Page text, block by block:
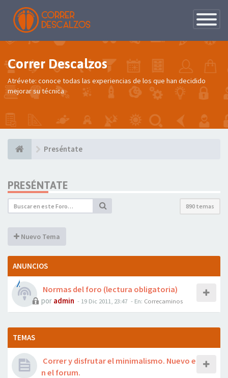
de
Correr Descalzos
Atrévete: conoce todas las experiencias de los que han decidido
mejorar su técnica
Preséntate
PRESÉNTATE
890 temas
Nuevo Tema
ANUNCIOS
Normas del foro (lectura obligatoria)
por admin - 19 Dic 2011, 23:47 - En: Correcaminos
TEMAS
Correr y disfrutar el minimalismo. Nuevo e
n el forum.